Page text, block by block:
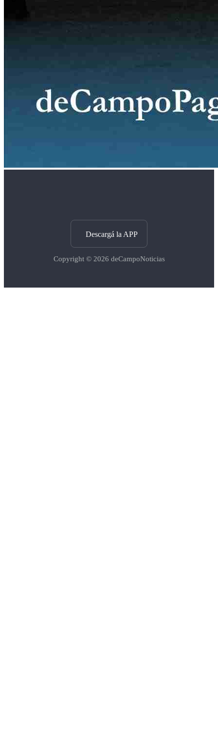
Descargá la APP
Copyright © 2026 deCampoNoticias